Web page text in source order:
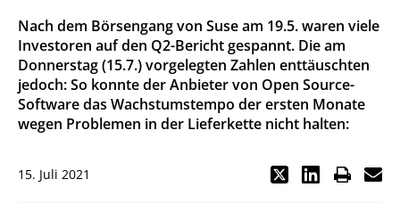
Nach dem Börsengang von Suse am 19.5. waren viele
Investoren auf den Q2-Bericht gespannt. Die am
Donnerstag (15.7.) vorgelegten Zahlen enttäuschten
jedoch: So konnte der Anbieter von Open Source-
Software das Wachstumstempo der ersten Monate
wegen Problemen in der Lieferkette nicht halten:
15. Juli 2021